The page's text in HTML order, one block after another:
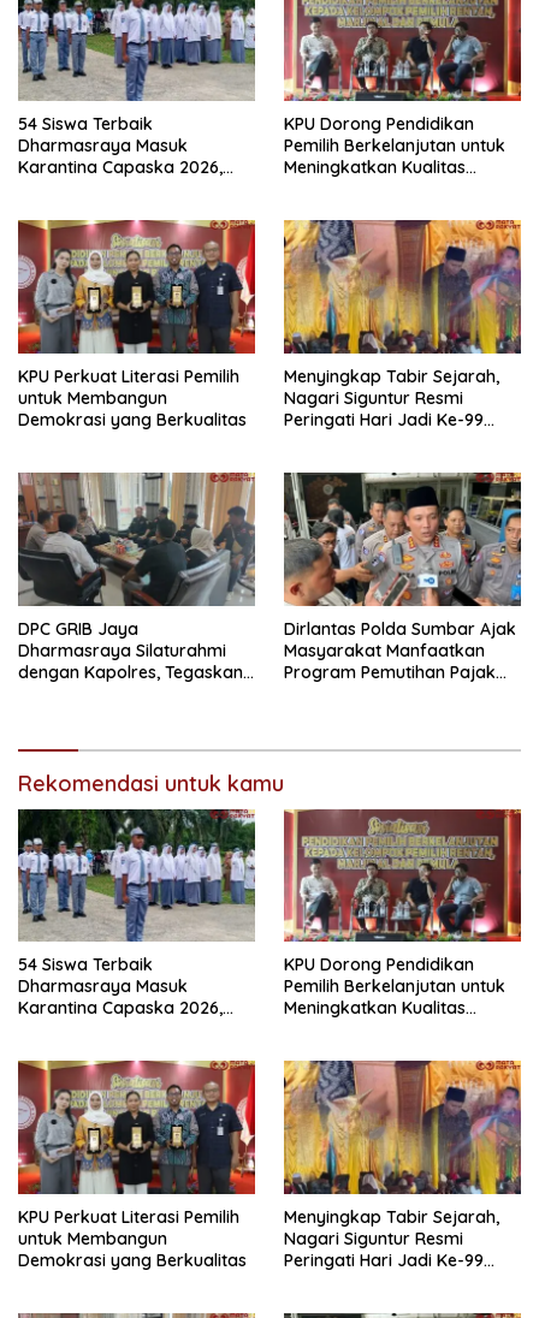
54 Siswa Terbaik
Dharmasraya Masuk
Karantina Capaska 2026,
KPU Dorong Pendidikan
Pemilih Berkelanjutan untuk
Meningkatkan Kualitas
KPU Perkuat Literasi Pemilih
untuk Membangun
Demokrasi yang Berkualitas
Menyingkap Tabir Sejarah,
Nagari Siguntur Resmi
Peringati Hari Jadi Ke-99
DPC GRIB Jaya
Dharmasraya Silaturahmi
dengan Kapolres, Tegaskan
Dirlantas Polda Sumbar Ajak
Masyarakat Manfaatkan
Program Pemutihan Pajak
Rekomendasi untuk kamu
54 Siswa Terbaik
Dharmasraya Masuk
Karantina Capaska 2026,
KPU Dorong Pendidikan
Pemilih Berkelanjutan untuk
Meningkatkan Kualitas
KPU Perkuat Literasi Pemilih
untuk Membangun
Demokrasi yang Berkualitas
Menyingkap Tabir Sejarah,
Nagari Siguntur Resmi
Peringati Hari Jadi Ke-99